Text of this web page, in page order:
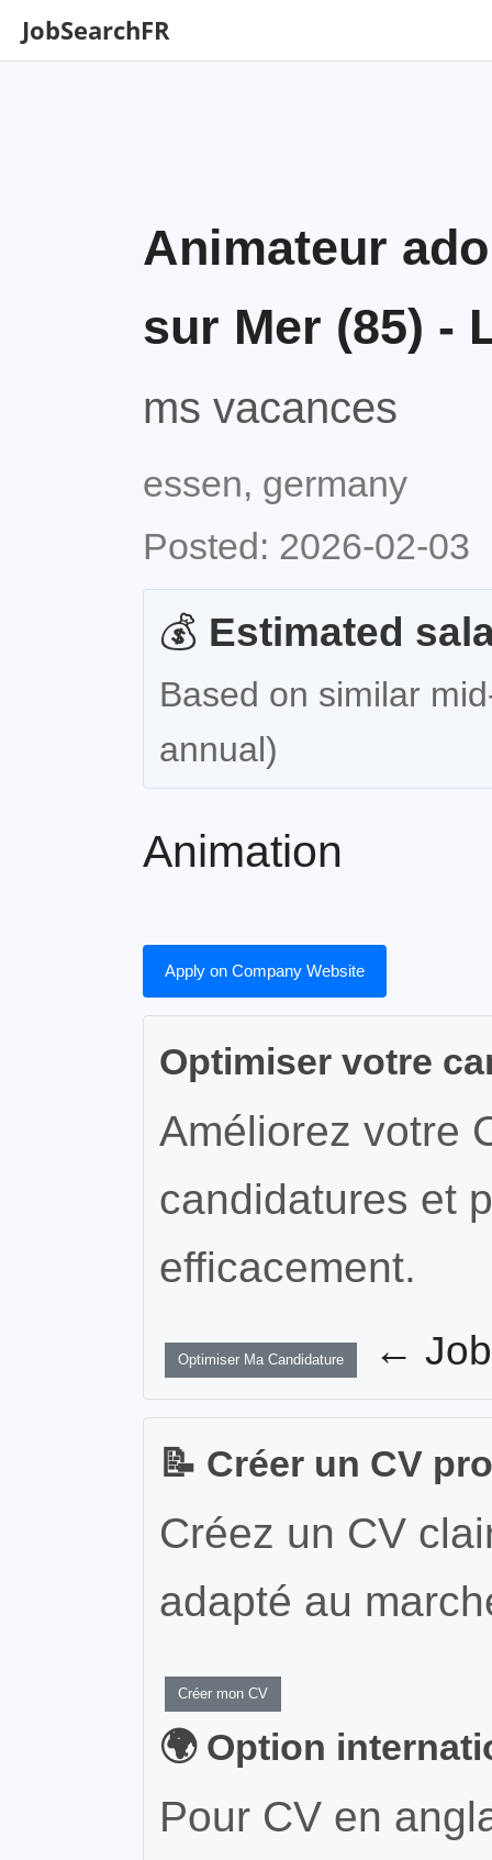
JobSearchFR
Animateur
sur Mer (85) -
ms vacances
essen, germany
Posted: 2026-02-03
💰 Estimated
Based on similar
annual)
Animation
Apply on Company Website
Optimiser votre
Améliorez votre
candidatures et
efficacement.
Optimiser Ma Candidature ←
📝 Créer un CV
Créez un CV
adapté au
Créer mon CV
🌍 Option
Pour CV en